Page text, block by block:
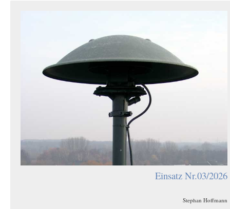
Einsatz Nr.03/2026
Stephan Hoffmann